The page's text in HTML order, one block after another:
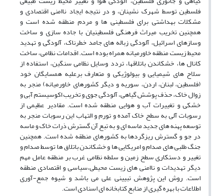
فلسطین توسط شهرک نشینان، و در نتیجه ایجاد ناامنی اقتصادی و
مشکلات بهداشتی برای فلسطینی ها و مردم منطقه شده است و
همچنین تخریب میراث فرهنگی فلسطینیان با جاده سازی و ساخت
وسازهای اسرائیل، آلودگی زباله های جامد خطرناک، آلودگی و تهدید
محیط زیست منطقه خاورمیانه همراه بوده است. اقدامات نظامی، ساخت
کانال ها، خشکاندن باتلاقها، تردد وسایل نظامی سنگین، استفاده از
سلاح های شیمیایی و بیولوژیکی و متعارف برعلیه همسایگان خود
(فلسطین، لبنان، اردن، سوریه و دیگر کشورهای خاورمیانه) منجر به
زوال خاک، حذف پوشش گیاهی، آلودگی جوی و تخریب اکوسیستم آبی و
خشکی و تغییرات آب و هوایی منطقه شده است. مقادیر عظیمی از
رسوبات آلی به سطح خاک آمده و تورم و التهاب این رسوبات منجر به
توسعه پهنه های جدید ماسه ای و به تبع آن گسترش ذرات خاک و ماسه
در جو و گسترش ریزگردها به کشورهای منطقه شده است. همچنین
جنگ طلبی های صدام و امریکایی ها و خشکاندن باتلاق ها توسط صدام و
تغییر و دستکاری سطح زمین و سلطه نظامی غرب بر منطقه عامل مهم
دیگر تهدیدات و ناامنی های زیست محیطی،سیاسی و اقتصادی منطقه
است. روش این پژوهش تبیینی علی می باشد و شیوه جمع-آوری
اطلاعات با بهره گیری از منابع کتابخانه ای اسنادی است.